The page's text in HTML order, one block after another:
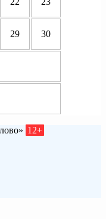
29 30
12+